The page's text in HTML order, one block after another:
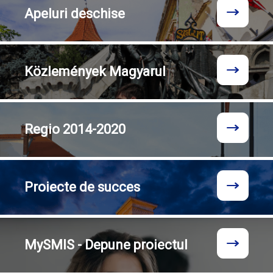
Apeluri deschise
KözleményekMagyarul
Regio 2014-2020
Proiecte de succes
MySMIS - Depune proiectul